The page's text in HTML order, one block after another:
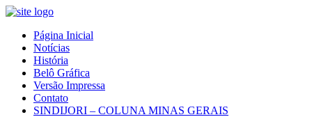
Página Inicial
Notícias
História
Belô Gráfica
Versão Impressa
Contato
SINDIJORI – COLUNA MINAS GERAIS